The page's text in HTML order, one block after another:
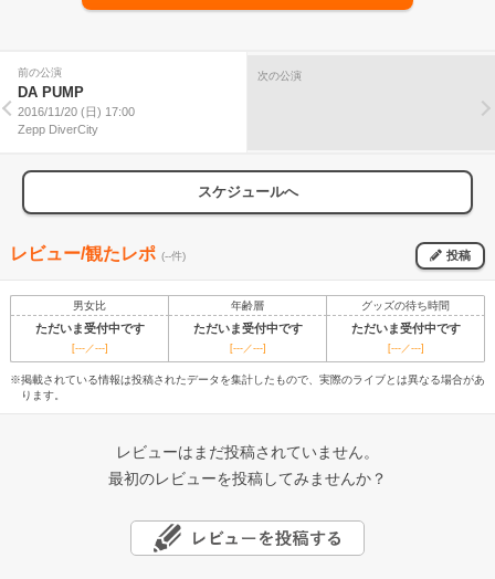
前の公演
DA PUMP
2016/11/20 (日) 17:00
Zepp DiverCity
次の公演
スケジュールへ
レビュー/観たレポ (--件) 投稿
男女比 年齢層 グッズの待ち時間
ただいま受付中です ただいま受付中です ただいま受付中です
[---／---] [---／---] [---／---]
※掲載されている情報は投稿されたデータを集計したもので、実際のライブとは異なる場合があ
ります。
レビューはまだ投稿されていません。
最初のレビューを投稿してみませんか？